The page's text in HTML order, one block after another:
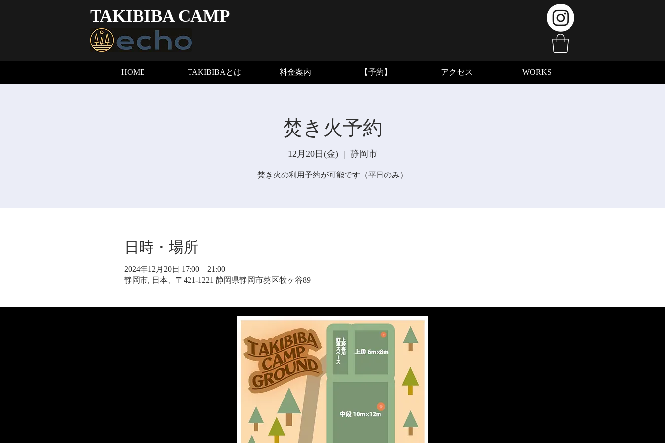
TAKIBIBA CAMP
HOME TAKIBIBAとは 料金案内 【予約】 アクセス WORKS
焚き火予約
12月20日(金)
  |
静岡市
焚き火の利用予約が可能です（平日のみ）
日時・場所
2024年12月20日 17:00 – 21:00
静岡市, 日本、〒421-1221 静岡県静岡市葵区牧ヶ谷89